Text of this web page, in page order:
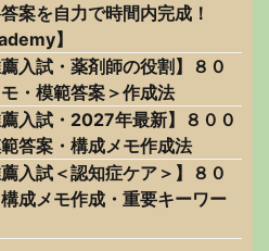
案を自力で時間内完成！
】
入試・薬剤師の役割】８０
・模範答案＞作成法
薦入試・2027年最新】８００
答案・構成メモ作成法
入試＜認知症ケア＞】８０
成メモ作成・重要キーワー